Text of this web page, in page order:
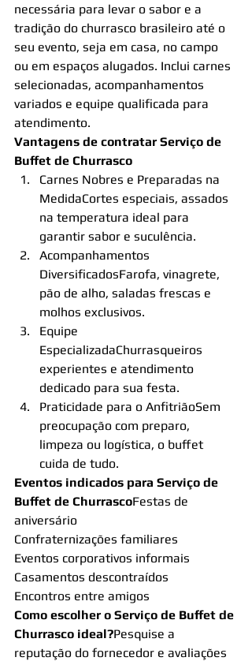
necessária para levar o sabor e a
tradição do churrasco brasileiro até o
seu evento, seja em casa, no campo
ou em espaços alugados. Inclui carnes
selecionadas, acompanhamentos
variados e equipe qualificada para
atendimento.
Vantagens de contratar Serviço de
Buffet de Churrasco
Carnes Nobres e Preparadas na
MedidaCortes especiais, assados
na temperatura ideal para
garantir sabor e suculência.
Acompanhamentos
DiversificadosFarofa, vinagrete,
pão de alho, saladas frescas e
molhos exclusivos.
Equipe
EspecializadaChurrasqueiros
experientes e atendimento
dedicado para sua festa.
Praticidade para o AnfitriãoSem
preocupação com preparo,
limpeza ou logística, o buffet
cuida de tudo.
Eventos indicados para Serviço de
Buffet de ChurrascoFestas de
aniversário
Confraternizações familiares
Eventos corporativos informais
Casamentos descontraídos
Encontros entre amigos
Como escolher o Serviço de Buffet de
Churrasco ideal?Pesquise a
reputação do fornecedor e avaliações